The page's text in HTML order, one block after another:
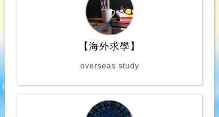
【海外求學】
overseas study